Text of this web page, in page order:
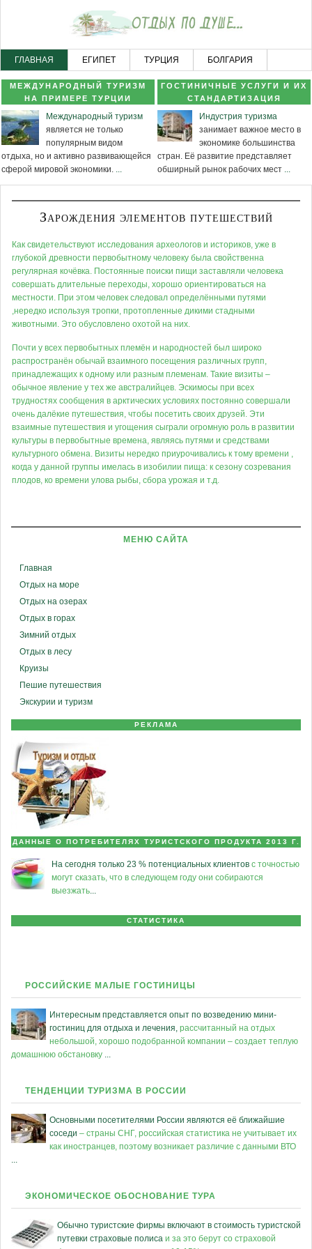
ГЛАВНАЯ ЕГИПЕТ ТУРЦИЯ БОЛГАРИЯ
ЧЕРНОГОРИЯ НОВОСТНОЙ РАЗДЕЛ КАРТА САЙТА
МЕЖДУНАРОДНЫЙ ТУРИЗМ
НА ПРИМЕРЕ ТУРЦИИ
Международный туризм
является не только
популярным видом
отдыха, но и активно развивающейся
сферой мировой экономики. ...
ГОСТИНИЧНЫЕ УСЛУГИ И ИХ
СТАНДАРТИЗАЦИЯ
Индустрия туризма
занимает важное место в
экономике большинства
стран. Её развитие представляет
обширный рынок рабочих мест ...
Зарождения элементов путешествий
Как свидетельствуют исследования археологов и историков, уже в
глубокой древности первобытному человеку была свойственна
регулярная кочёвка. Постоянные поиски пищи заставляли человека
совершать длительные переходы, хорошо ориентироваться на
местности. При этом человек следовал определёнными путями
,нередко используя тропки, протопленные дикими стадными
животными. Это обусловлено охотой на них.
Почти у всех первобытных племён и народностей был широко
распространён обычай взаимного посещения различных групп,
принадлежащих к одному или разным племенам. Такие визиты –
обычное явление у тех же австралийцев. Эскимосы при всех
трудностях сообщения в арктических условиях постоянно совершали
очень далёкие путешествия, чтобы посетить своих друзей. Эти
взаимные путешествия и угощения сыграли огромную роль в развитии
культуры в первобытные времена, являясь путями и средствами
культурного обмена. Визиты нередко приурочивались к тому времени ,
когда у данной группы имелась в изобилии пища: к сезону созревания
плодов, ко времени улова рыбы, сбора урожая и т.д.
МЕНЮ САЙТА
Главная
Отдых на море
Отдых на озерах
Отдых в горах
Зимний отдых
Отдых в лесу
Круизы
Пешие путешествия
Экскурии и туризм
РЕКЛАМА
ДАННЫЕ О ПОТРЕБИТЕЛЯХ ТУРИСТСКОГО ПРОДУКТА 2013 Г.
На сегодня только 23 % потенциальных клиентов с точностью
могут сказать, что в следующем году они собираются
выезжать...
СТАТИСТИКА
РОССИЙСКИЕ МАЛЫЕ ГОСТИНИЦЫ
Интересным представляется опыт по возведению мини-
гостиниц для отдыха и лечения, рассчитанный на отдых
небольшой, хорошо подобранной компании – создает теплую
домашнюю обстановку ...
ТЕНДЕНЦИИ ТУРИЗМА В РОССИИ
Основными посетителями России являются её ближайшие
соседи – страны СНГ, российская статистика не учитывает их
как иностранцев, поэтому возникает различие с данными ВТО
...
ЭКОНОМИЧЕСКОЕ ОБОСНОВАНИЕ ТУРА
Обычно туристские фирмы включают в стоимость туристской
путевки страховые полиса и за это берут со страховой